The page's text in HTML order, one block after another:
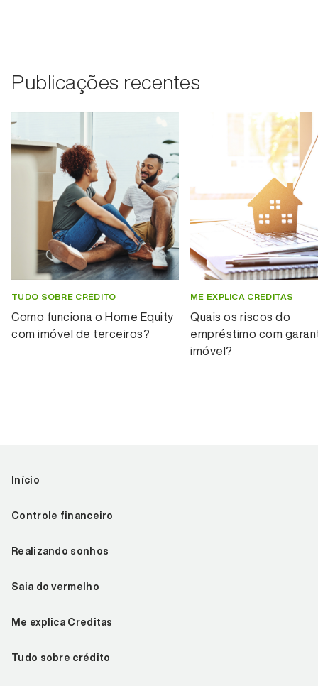
Publicações recentes
TUDO SOBRE CRÉDITO
Como funciona o Home Equity
com imóvel de terceiros?
ME EXPLICA CREDITAS
Quais os riscos do
empréstimo com
imóvel?
Início
Controle financeiro
Realizando sonhos
Saia do vermelho
Me explica Creditas
Tudo sobre crédito